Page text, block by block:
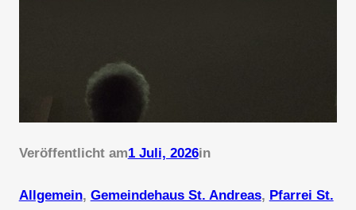
Veröffentlicht am1 Juli, 2026in
Allgemein, Gemeindehaus St. Andreas, Pfarrei St.